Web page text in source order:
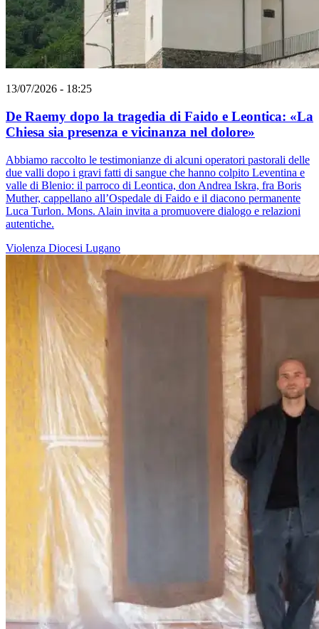
13/07/2026 - 18:25
De Raemy dopo la tragedia di Faido e Leontica: «La
Chiesa sia presenza e vicinanza nel dolore»
Abbiamo raccolto le testimonianze di alcuni operatori pastorali delle
due valli dopo i gravi fatti di sangue che hanno colpito Leventina e
valle di Blenio: il parroco di Leontica, don Andrea Iskra, fra Boris
Muther, cappellano all’Ospedale di Faido e il diacono permanente
Luca Turlon. Mons. Alain invita a promuovere dialogo e relazioni
autentiche.
Violenza Diocesi Lugano